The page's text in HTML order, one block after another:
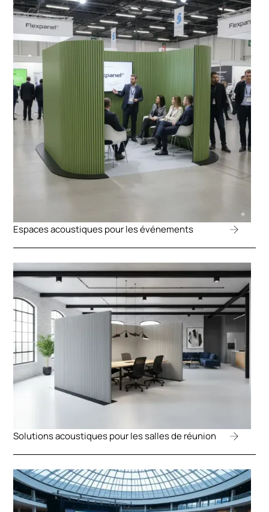
Espaces acoustiques pour les événements
Solutions acoustiques pour les salles de réunion